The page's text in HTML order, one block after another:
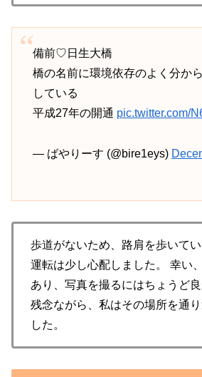
備前♡日生大橋
橋の名前に環境依存のよく分か
している
平成27年の開通 pic.twitter.com/
— ばやりーす (@bire1eys)
歩道がないため、路肩を歩いて
運転は少し心配しました。 幸い
あり、写真を撮るにはちょうど良
残念ながら、私はその場所を通
した。